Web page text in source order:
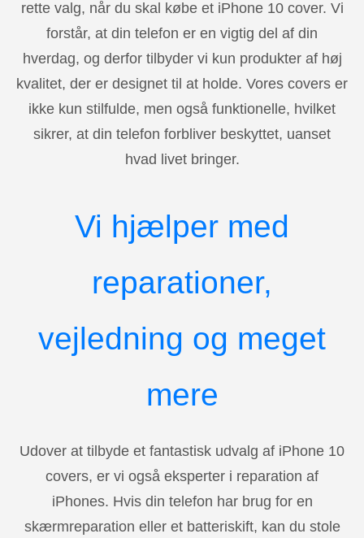
rette valg, når du skal købe et iPhone 10 cover. Vi
forstår, at din telefon er en vigtig del af din
hverdag, og derfor tilbyder vi kun produkter af høj
kvalitet, der er designet til at holde. Vores covers er
ikke kun stilfulde, men også funktionelle, hvilket
sikrer, at din telefon forbliver beskyttet, uanset
hvad livet bringer.
Vi hjælper med
reparationer,
vejledning og meget
mere
Udover at tilbyde et fantastisk udvalg af iPhone 10
covers, er vi også eksperter i reparation af
iPhones. Hvis din telefon har brug for en
skærmreparation eller et batteriskift, kan du stole